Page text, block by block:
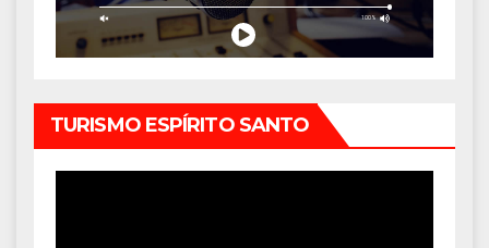
TURISMO ESPÍRITO SANTO